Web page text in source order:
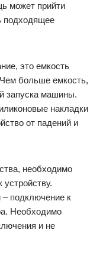
может прийти
подходящее
это емкость
Чем больше емкость,
запуска машины.
накладки
от падений и
необходимо
подключение к
Необходимо
и не